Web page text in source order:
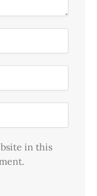
in this